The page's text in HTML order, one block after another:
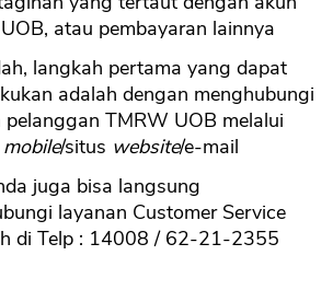
atau pembayaran lainnya
langkah pertama yang dapat
adalah dengan menghubungi
pelanggan TMRW UOB melalui
mobile/situs website/e-mail
juga bisa langsung
layanan Customer Service
di Telp : 14008 / 62-21-2355